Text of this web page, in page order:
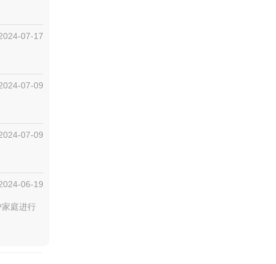
07-17
07-09
07-09
06-19
庭进行